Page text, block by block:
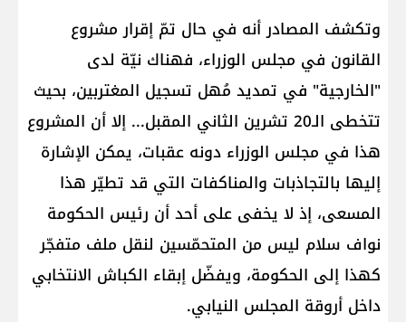
وتكشف المصادر أنه في حال تمّ إقرار مشروع
القانون في مجلس الوزراء، فهناك نيّة لدى
"الخارجية" في تمديد مُهل تسجيل المغتربين، بحيث
تتخطى الـ20 تشرين الثاني المقبل... إلا أن المشروع
هذا في مجلس الوزراء دونه عقبات، يمكن الإشارة
إليها بالتجاذبات والمناكفات التي قد تطيّر هذا
المسعى، إذ لا يخفى على أحد أن رئيس الحكومة
نواف سلام ليس من المتحمّسين لنقل ملف متفجّر
كهذا إلى الحكومة، ويفضّل إبقاء الكباش الانتخابي
داخل أروقة المجلس النيابي.